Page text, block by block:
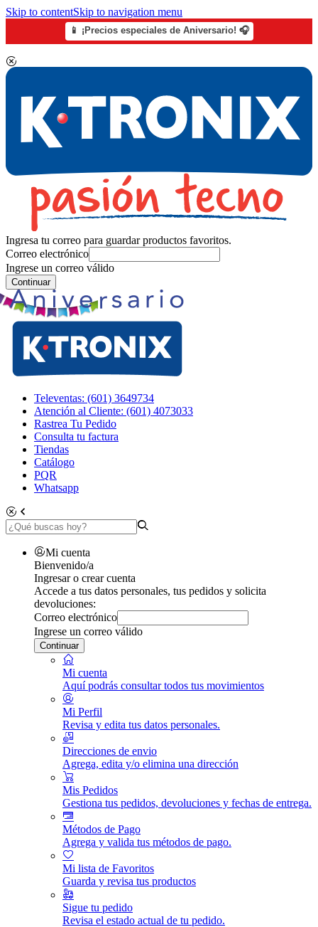
Skip to contentSkip to navigation menu
📱 ¡Precios especiales de Aniversario! 🎧
Ingresa tu correo para guardar productos favoritos.
Correo electrónico
Ingrese un correo válido
Continuar
Televentas: (601) 3649734
Atención al Cliente: (601) 4073033
Rastrea Tu Pedido
Consulta tu factura
Tiendas
Catálogo
PQR
Whatsapp
Mi cuenta
Bienvenido/a
Ingresar o crear cuenta
Accede a tus datos personales, tus pedidos y solicita
devoluciones:
Correo electrónico
Ingrese un correo válido
Continuar
Mi cuenta
Aquí podrás consultar todos tus movimientos
Mi Perfil
Revisa y edita tus datos personales.
Direcciones de envio
Agrega, edita y/o elimina una dirección
Mis Pedidos
Gestiona tus pedidos, devoluciones y fechas de entrega.
Métodos de Pago
Agrega y valida tus métodos de pago.
Mi lista de Favoritos
Guarda y revisa tus productos
Sigue tu pedido
Revisa el estado actual de tu pedido.